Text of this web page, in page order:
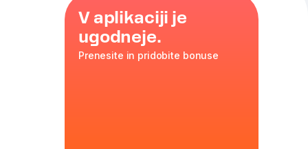
V aplikaciji je
ugodneje.
Prenesite in pridobite bonuse